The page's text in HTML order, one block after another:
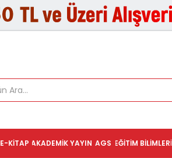
EĞITIM BILIMLERI
AGS
AKADEMIK YAYIN
E-KITAP